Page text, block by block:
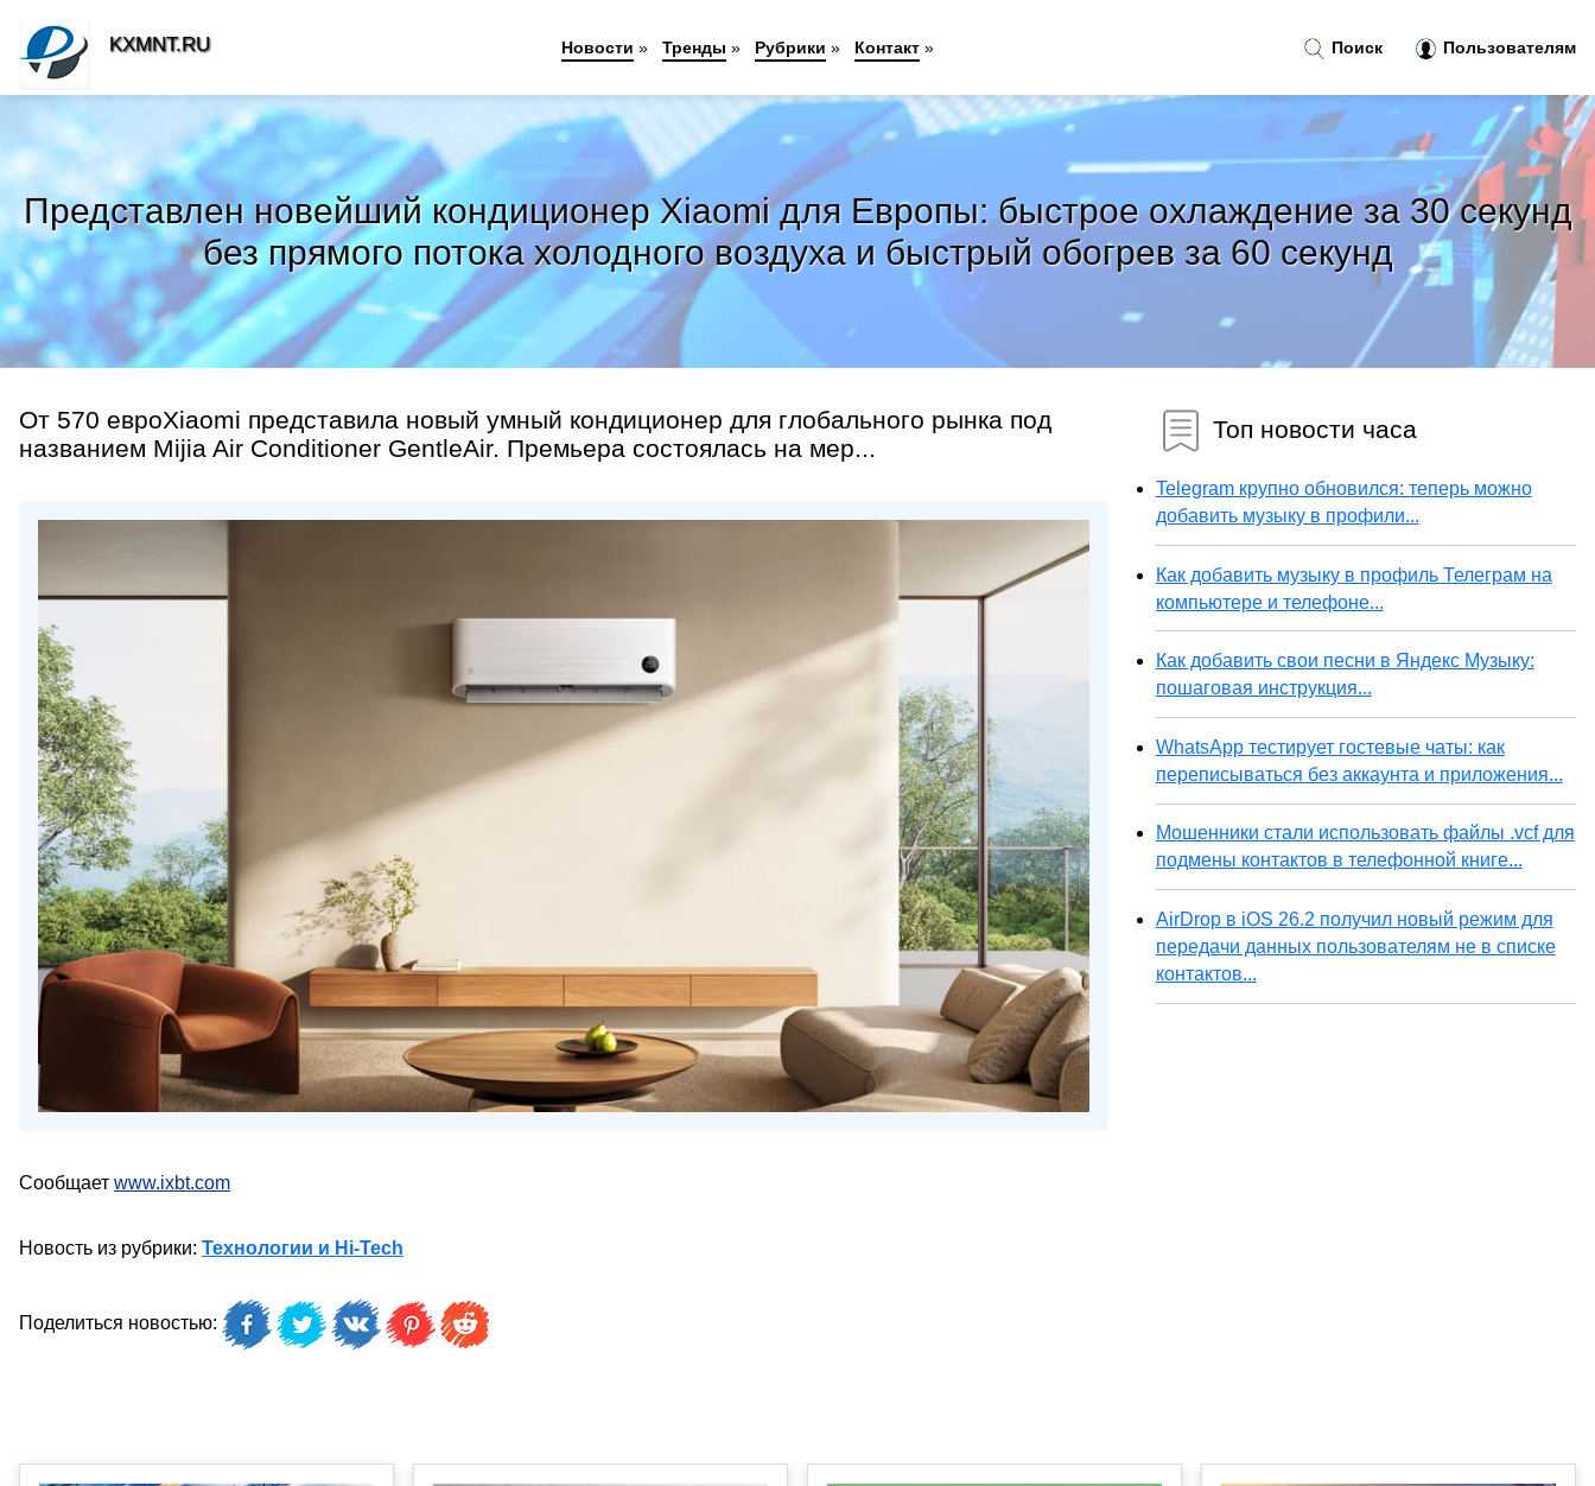
Представлен новейший кондиционер Xiaomi для Европы: быстрое охлаждение за 30 секунд
без прямого потока холодного воздуха и быстрый обогрев за 60 секунд
От 570 евроXiaomi представила новый умный кондиционер для глобального рынка под
названием Mijia Air Conditioner GentleAir. Премьера состоялась на мер...
Сообщает www.ixbt.com
Новость из рубрики: Технологии и Hi-Tech
Поделиться новостью:
Топ новости часа
Telegram крупно обновился: теперь можно
добавить музыку в профили...
Как добавить музыку в профиль Телеграм на
компьютере и телефоне...
Как добавить свои песни в Яндекс Музыку:
пошаговая инструкция...
WhatsApp тестирует гостевые чаты: как
переписываться без аккаунта и приложения...
Мошенники стали использовать файлы .vcf для
подмены контактов в телефонной книге...
AirDrop в iOS 26.2 получил новый режим для
передачи данных пользователям не в списке
контактов...
Поиск Пользователям
KXMNT.RU Новости » Тренды » Рубрики » Контакт»